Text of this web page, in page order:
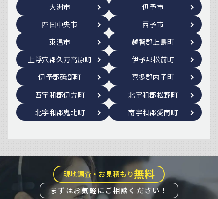
大洲市
伊予市
四国中央市
西予市
東温市
越智郡上島町
上浮穴郡久万高原町
伊予郡松前町
伊予郡砥部町
喜多郡内子町
西宇和郡伊方町
北宇和郡松野町
北宇和郡鬼北町
南宇和郡愛南町
現地調査・お見積もり無料
まずはお気軽にご相談ください！